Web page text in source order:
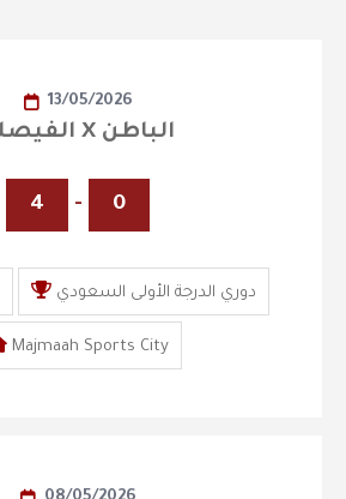
13/05/2026
الفيصلي X الباطن
4 - 0
دوري الدرجة الأولى السعودي
Majmaah Sports City